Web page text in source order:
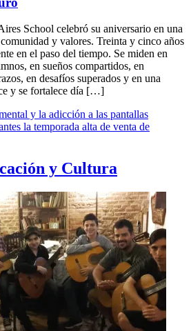
School celebró su aniversario en una
y valores. Treinta y cinco años
en el paso del tiempo. Se miden en
en sueños compartidos, en
en desafíos superados y en una
y se fortalece día […]
y la adicción a las pantallas
la temporada alta de venta de
y Cultura